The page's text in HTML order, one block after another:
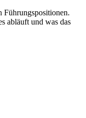
Führungspositionen.
abläuft und was das